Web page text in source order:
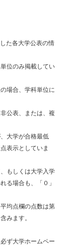
た各大学公表の情
位のみ掲載してい
場合、学科単位に
公表、または、複
大学が合格最低
表示としていま
もしくは大学入学
る場合も、「０」
均点欄の点数は第
みます。
ず大学ホームペー